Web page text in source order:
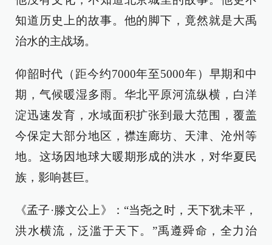
知道历史上的故事。他的脚下，竟然就是大禹
治水的主战场。
仰韶时代（距今约7000年至5000年）早期和中
期，气候暖湿多雨。华北平原河流纵横，白洋
淀迅速发育，水域面积扩张到最大范围，覆盖
今保定大部分地区，襟连廊坊、天津、沧州等
地。这场因地球大暖期形成的洪水，对华夏民
族，影响甚巨。
《孟子·滕文公上》：“当尧之时，天下犹未平，
洪水横流，泛滥于天下。”禹遵舜命，全力治